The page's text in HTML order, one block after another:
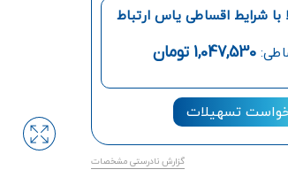
با شرایط اقساطی یاس ارتباط
1,047,530 تومان
تسهیلات
گزارش نادرستی مشخصات